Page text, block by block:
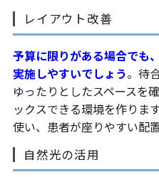
レイアウト改善
予算に限りがある場合でも
実施しやすいでしょう。待
ゆったりとしたスペースを
ックスできる環境を作りま
使い、患者が座りやすい配
自然光の活用